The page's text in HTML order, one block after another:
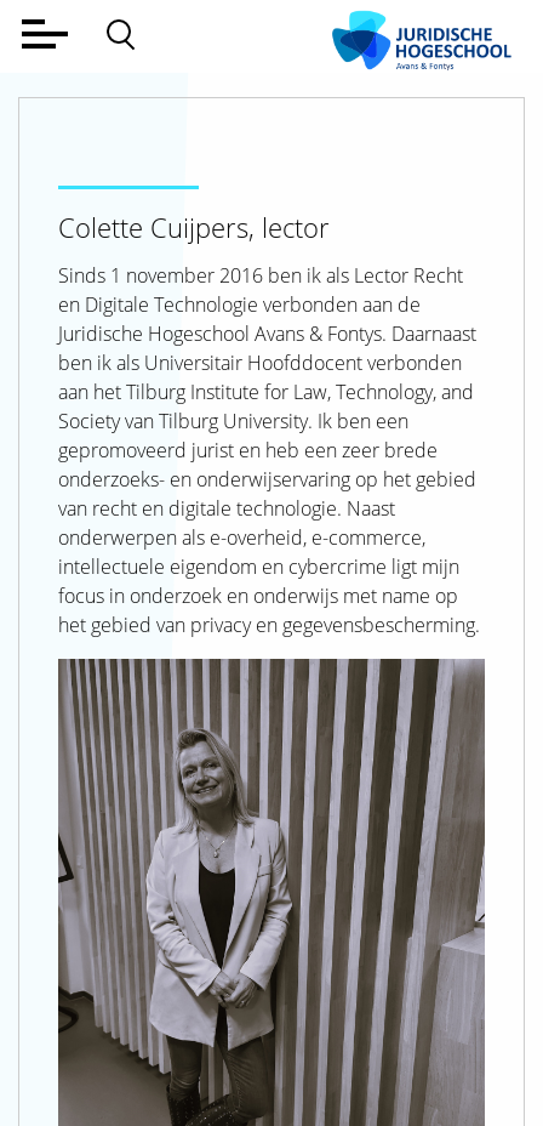
Deeltijd
Werkveld
Alumni
Lectoraat
Over ons
Aanmelden
Contact
SJAK
Colette Cuijpers, lector
Sinds 1 november 2016 ben ik als Lector Recht
en Digitale Technologie verbonden aan de
Juridische Hogeschool Avans & Fontys. Daarnaast
ben ik als Universitair Hoofddocent verbonden
aan het Tilburg Institute for Law, Technology, and
Society van Tilburg University. Ik ben een
gepromoveerd jurist en heb een zeer brede
onderzoeks- en onderwijservaring op het gebied
van recht en digitale technologie. Naast
onderwerpen als e-overheid, e-commerce,
intellectuele eigendom en cybercrime ligt mijn
focus in onderzoek en onderwijs met name op
het gebied van privacy en gegevensbescherming.